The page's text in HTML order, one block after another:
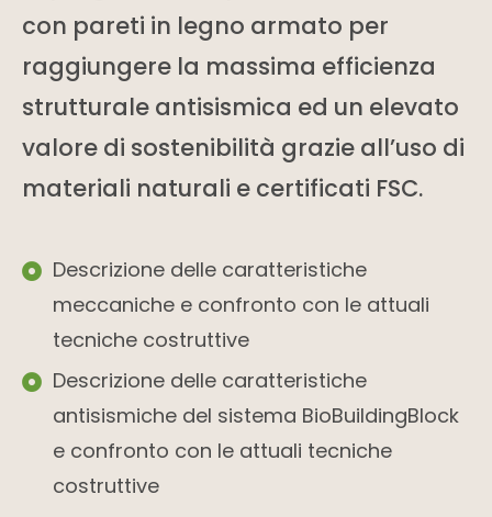
con pareti in legno armato per
raggiungere la massima efficienza
strutturale antisismica ed un elevato
valore di sostenibilità grazie all’uso di
materiali naturali e certificati FSC.
Descrizione delle caratteristiche
meccaniche e confronto con le attuali
tecniche costruttive
Descrizione delle caratteristiche
antisismiche del sistema BioBuildingBlock
e confronto con le attuali tecniche
costruttive